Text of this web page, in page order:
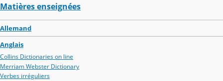
Matières enseignées
Allemand
Anglais
Collins Dictionaries on line
Merriam Webster Dictionary
Verbes irréguliers